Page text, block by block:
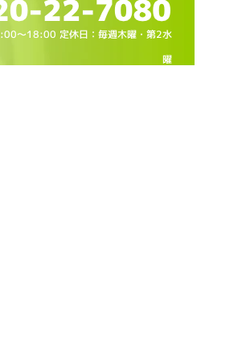
:00～18:00 定休日：毎週木曜・第2水
曜